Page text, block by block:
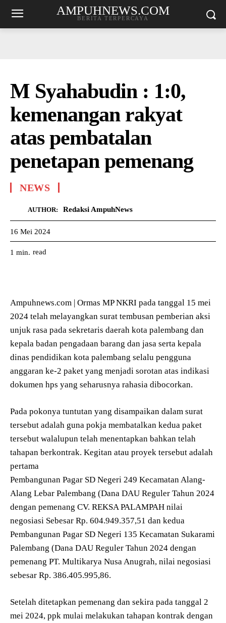
AMPUHNEWS.COM
BERITA TERPERCAYA
M Syahabudin : 1:0,
kemenangan rakyat
atas pembatalan
penetapan pemenang
NEWS
AUTHOR: Redaksi AmpuhNews
16 Mei 2024
1 min. read
Ampuhnews.com | Ormas MP NKRI pada tanggal 15 mei
2024 telah melayangkan surat tembusan pemberian aksi
unjuk rasa pada sekretaris daerah kota palembang dan
kepala badan pengadaan barang dan jasa serta kepala
dinas pendidikan kota palembang selalu pengguna
anggaran ke-2 paket yang menjadi sorotan atas indikasi
dokumen hps yang seharusnya rahasia dibocorkan.
Pada pokonya tuntutan yang disampaikan dalam surat
tersebut adalah guna pokja membatalkan kedua paket
tersebut walalupun telah menentapkan bahkan telah
tahapan berkontrak. Kegitan atau proyek tersebut adalah
pertama
Pembangunan Pagar SD Negeri 249 Kecamatan Alang-
Alang Lebar Palembang (Dana DAU Reguler Tahun 2024
dengan pemenang CV. REKSA PALAMPAH nilai
negosiasi Sebesar Rp. 604.949.357,51 dan kedua
Pembangunan Pagar SD Negeri 135 Kecamatan Sukarami
Palembang (Dana DAU Reguler Tahun 2024 dengan
pemenang PT. Multikarya Nusa Anugrah, nilai negosiasi
sebesar Rp. 386.405.995,86.
Setelah ditetapkan pemenang dan sekira pada tanggal 2
mei 2024, ppk mulai melakukan tahapan kontrak dengan